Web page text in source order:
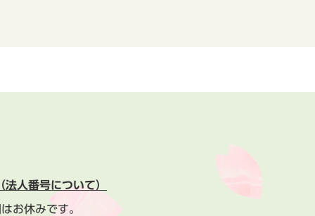
法人番号について）
お休みです。